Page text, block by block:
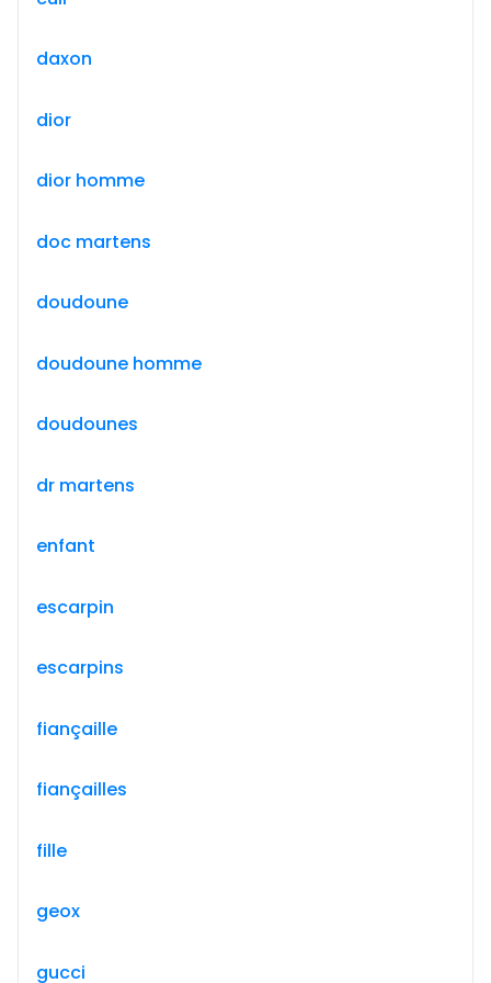
daxon
dior
dior homme
doc martens
doudoune
doudoune homme
doudounes
dr martens
enfant
escarpin
escarpins
fiançaille
fiançailles
fille
geox
gucci